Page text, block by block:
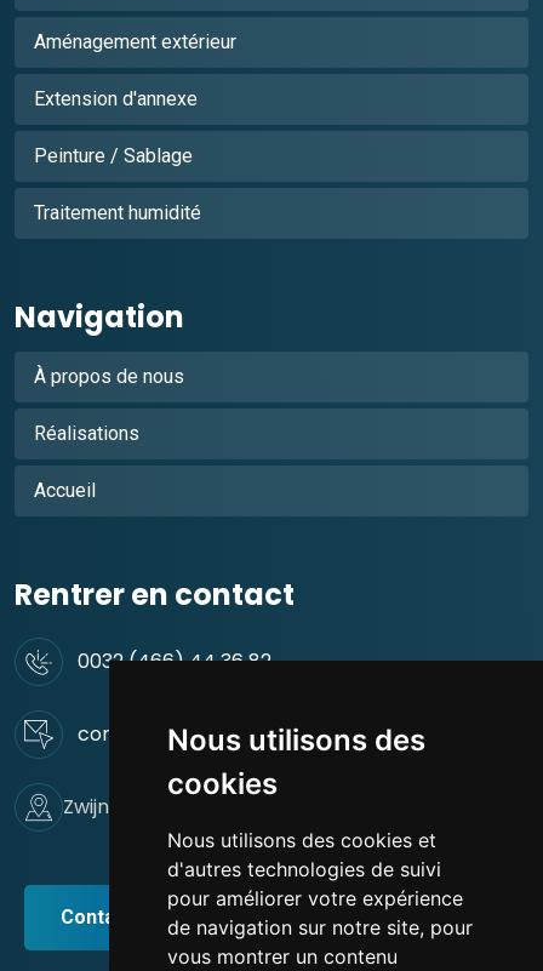
Nous utilisons des
cookies
Nous utilisons des cookies et
d'autres technologies de suivi
pour améliorer votre expérience
de navigation sur notre site, pour
vous montrer un contenu
Aménagement extérieur
Extension d'annexe
Peinture / Sablage
Traitement humidité
Navigation
À propos de nous
Réalisations
Accueil
Rentrer en contact
0032 (466) 44 36 82
contact@green-rus-construct.be
Zwijnaardsesteenweg 44. 9000 Gent
Contact / Devis